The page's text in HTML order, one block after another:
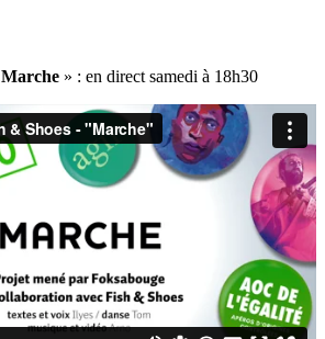
Marche » : en direct samedi à 18h30